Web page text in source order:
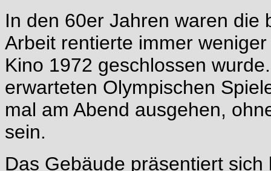
In den 60er Jahren waren die
Arbeit rentierte immer
Kino 1972 geschlossen
erwarteten Olympischen
mal am Abend ausgehen,
sein.
Das Gebäude präsentiert